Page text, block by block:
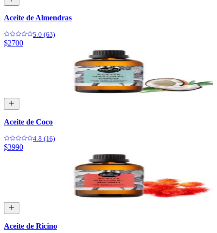
Aceite de Almendras
5.0 (63)
$2700
Aceite de Coco
4.8 (16)
$3990
Aceite de Ricino